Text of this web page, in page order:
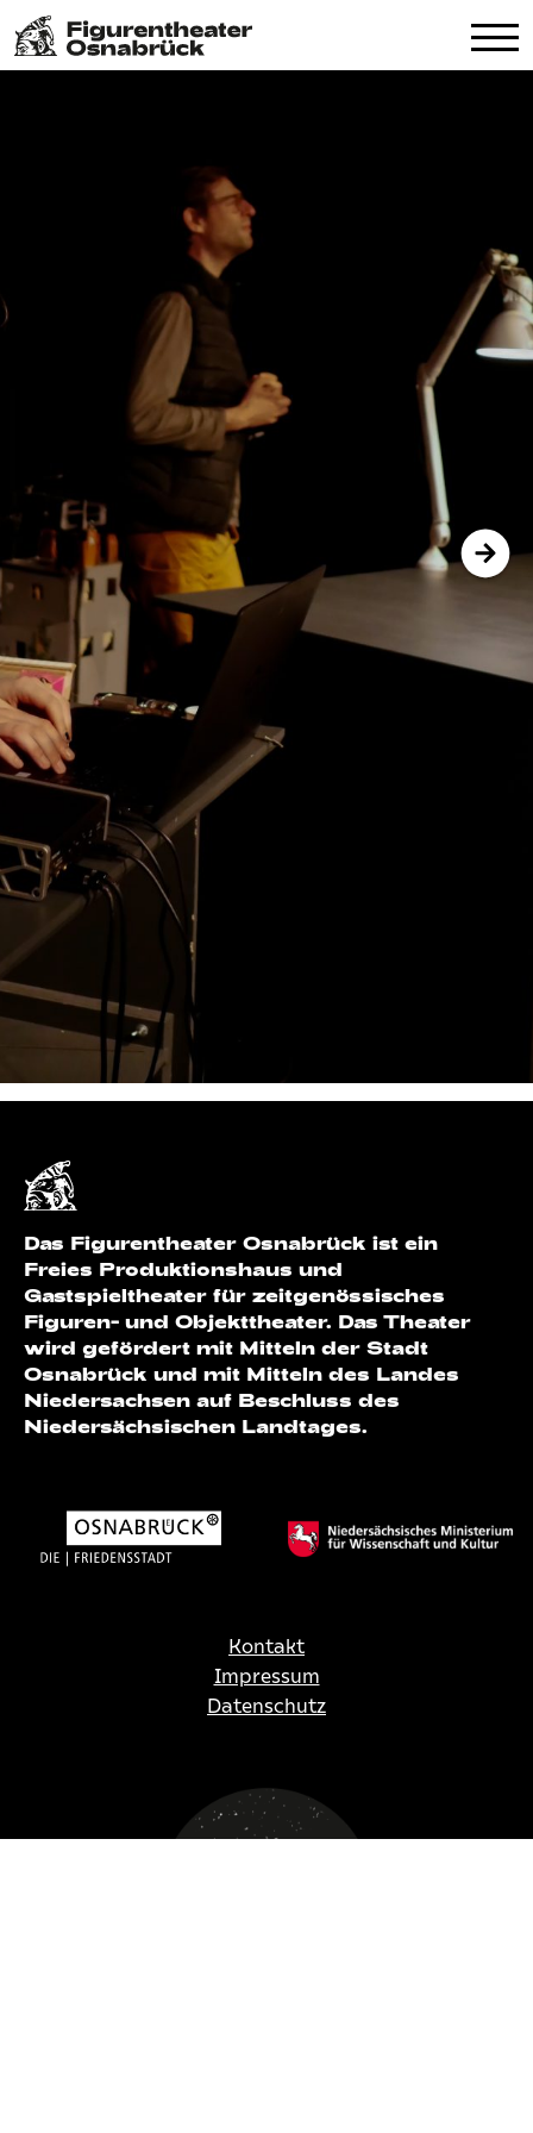
Das Figurentheater Osnabrück ist ein
Freies Produktionshaus und
Gastspieltheater für zeitgenössisches
Figuren- und Objekttheater. Das Theater
wird gefördert mit Mitteln der Stadt
Osnabrück und mit Mitteln des Landes
Niedersachsen auf Beschluss des
Niedersächsischen Landtages.
Kontakt
Impressum
Datenschutz